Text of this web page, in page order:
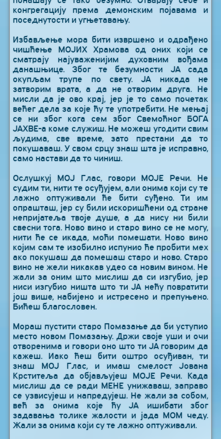
конгрегацију према демонским појавама и
поседнутости и угњетавању.
Избављење мора бити извршено и одрађено
чишћење МОЈИХ Храмова од оних који се
сматрају најуваженијим духовним вођама
данашњице. Због те безумности ЈА сада
окупљам трупе по свету. ЈА никада не
затворим врата, а да не отворим друга. Не
мисли да је ово крај, јер је то само почетак
већег дела за које ћу те употребити. Не мењај
се ни због кога сем због Свемоћног БОГА
ЈАХВЕ-а коме служиш. Не можеш угодити свим
људима, све време, зато престани да то
покушаваш. У свом срцу знаш шта је исправно,
само настави да то чиниш.
Ослушкуј МОЈ Глас, говори МОЈЕ Речи. Не
судим ти, нити те осуђујем, али онима који су те
лажно оптуживали ће бити суђено. Ти им
опрашташ, јер су били искоришћени од стране
непријатеља твоје душе, а да нису ни били
свесни тога. Ново вино и старо вино се не могу,
нити ће се икада, моћи помешати. Ново вино
којим сам те изобилно испунио ће пробити мех
ако покушаш да помешаш старо и ново. Старо
вино не жели никакав удео са новим вином. Не
жали за оним што мислиш да си изгубио, јер
ниси изгубио ништа што ти ЈА нећу повратити
још више, набијено и истресено и препуњено.
Бићеш благословен.
Мораш пустити старо Помазање да би уступио
место новом Помазању. Држи своје уши и очи
отворенима и говори оно што ти ЈА говорим да
кажеш. Иако ћеш бити оштро осуђиван, ти
знаш МОЈ Глас, и имаш смелост Јована
Крститеља да објављујеш МОЈЕ Речи. Када
мислиш да се ради МЕНЕ унижаваш, заправо
се узвисујеш и напредујеш. Не жали за собом,
већ за онима које ћу ЈА ишибати због
задавања толике жалости и јада МОМ чеду.
Жали за онима који су те лажно оптуживали.